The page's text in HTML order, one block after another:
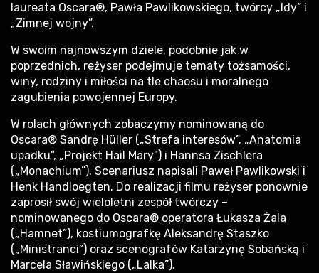
laureata Oscara®, Pawła Pawlikowskiego, twórcy „Idy” i
„Zimnej wojny”.
W swoim najnowszym dziele, podobnie jak w
poprzednich, reżyser podejmuje tematy tożsamości,
winy, rodziny i miłości na tle chaosu i moralnego
zagubienia powojennej Europy.
W rolach głównych zobaczymy nominowaną do
Oscara® Sandrę Hüller („Strefa interesów”, „Anatomia
upadku”, „Projekt Hail Mary”) i Hannsa Zischlera
(„Monachium”). Scenariusz napisali Paweł Pawlikowski i
Henk Handloegten. Do realizacji filmu reżyser ponownie
zaprosił swój wieloletni zespół twórczy –
nominowanego do Oscara® operatora Łukasza Żala
(„Hamnet”), kostiumografkę Aleksandrę Staszko
(„Ministranci”) oraz scenografów Katarzynę Sobańską i
Marcela Sławińskiego („Lalka”).